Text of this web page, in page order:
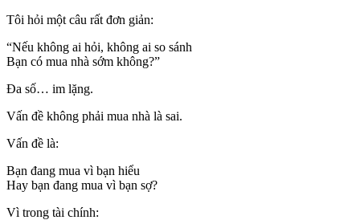
Tôi hỏi một câu rất đơn giản:
“Nếu không ai hỏi, không ai so sánh
Bạn có mua nhà sớm không?”
Đa số… im lặng.
Vấn đề không phải mua nhà là sai.
Vấn đề là:
Bạn đang mua vì bạn hiểu
Hay bạn đang mua vì bạn sợ?
Vì trong tài chính: